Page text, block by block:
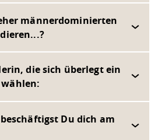
männerdominierten
die sich überlegt ein
Du dich am